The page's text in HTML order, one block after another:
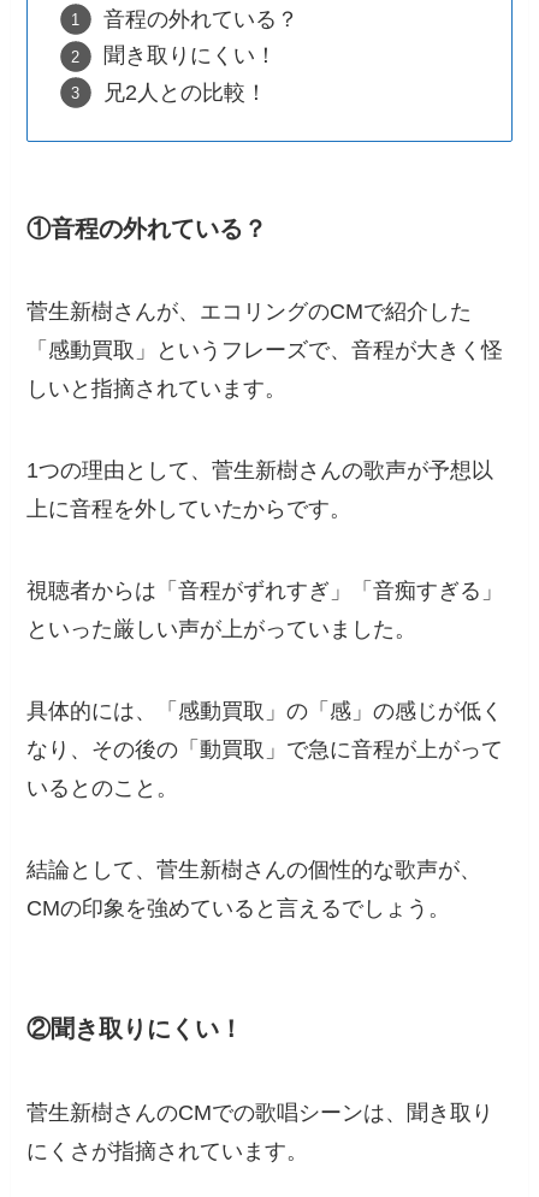
音程の外れている？
聞き取りにくい！
兄2人との比較！
①音程の外れている？
菅生新樹さんが、エコリングのCMで紹介した
「感動買取」というフレーズで、音程が大きく怪
しいと指摘されています。
1つの理由として、菅生新樹さんの歌声が予想以
上に音程を外していたからです。
視聴者からは「音程がずれすぎ」「音痴すぎる」
といった厳しい声が上がっていました。
具体的には、「感動買取」の「感」の感じが低く
なり、その後の「動買取」で急に音程が上がって
いるとのこと。
結論として、菅生新樹さんの個性的な歌声が、
CMの印象を強めていると言えるでしょう。
②聞き取りにくい！
菅生新樹さんのCMでの歌唱シーンは、聞き取り
にくさが指摘されています。